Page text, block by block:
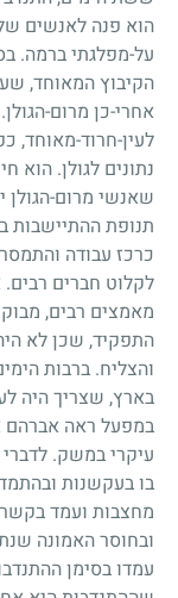
הוא פנה לאנשים
על-מפלגתי ברמה.
הקיבוץ המאוחד,
אחרי-כן מרום-
לעין-חרוד-מאוחד,
נתונים לגולן. הוא
שאנשי מרום-הגולן
תנופת ההתיישבות
כרכז עבודה
לקלוט חברים רבים.
מאמצים רבים,
התפקיד, שכן לא
והצליח. ברבות
בארץ, שצריך היה
במפעל ראה אברהם
עיקרי במשק.
בו בעקשנות
מחצבות ועמד
ובחוסר האמונה
עמדו בסימן